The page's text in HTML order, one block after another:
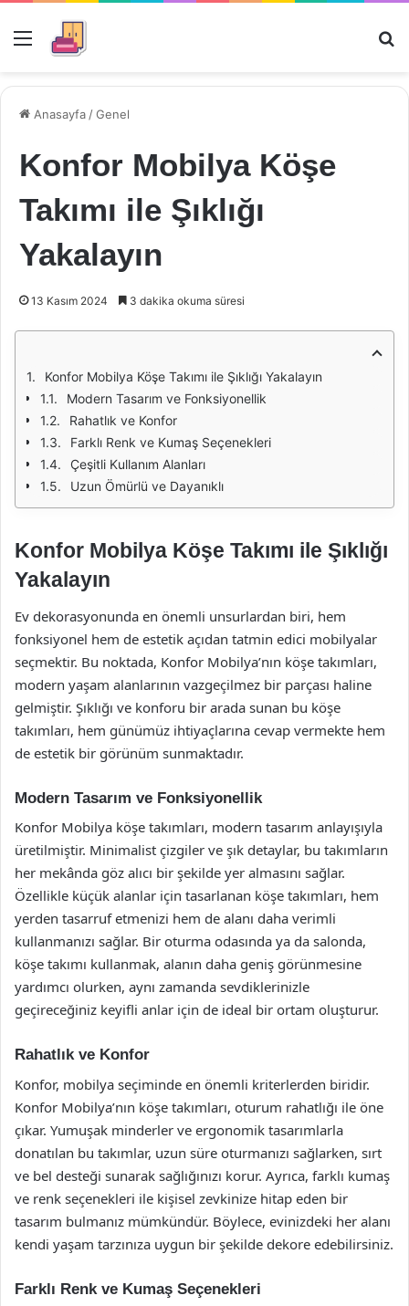
Menü
Anasayfa /Genel
Konfor Mobilya Köşe
Takımı ile Şıklığı
Yakalayın
13 Kasım 2024 3 dakika okuma süresi
Konfor Mobilya Köşe Takımı ile Şıklığı Yakalayın
Modern Tasarım ve Fonksiyonellik
Rahatlık ve Konfor
Farklı Renk ve Kumaş Seçenekleri
Çeşitli Kullanım Alanları
Uzun Ömürlü ve Dayanıklı
Konfor Mobilya Köşe Takımı ile Şıklığı
Yakalayın
Ev dekorasyonunda en önemli unsurlardan biri, hem
fonksiyonel hem de estetik açıdan tatmin edici mobilyalar
seçmektir. Bu noktada, Konfor Mobilya’nın köşe takımları,
modern yaşam alanlarının vazgeçilmez bir parçası haline
gelmiştir. Şıklığı ve konforu bir arada sunan bu köşe
takımları, hem günümüz ihtiyaçlarına cevap vermekte hem
de estetik bir görünüm sunmaktadır.
Modern Tasarım ve Fonksiyonellik
Konfor Mobilya köşe takımları, modern tasarım anlayışıyla
üretilmiştir. Minimalist çizgiler ve şık detaylar, bu takımların
her mekânda göz alıcı bir şekilde yer almasını sağlar.
Özellikle küçük alanlar için tasarlanan köşe takımları, hem
yerden tasarruf etmenizi hem de alanı daha verimli
kullanmanızı sağlar. Bir oturma odasında ya da salonda,
köşe takımı kullanmak, alanın daha geniş görünmesine
yardımcı olurken, aynı zamanda sevdiklerinizle
geçireceğiniz keyifli anlar için de ideal bir ortam oluşturur.
Rahatlık ve Konfor
Konfor, mobilya seçiminde en önemli kriterlerden biridir.
Konfor Mobilya’nın köşe takımları, oturum rahatlığı ile öne
çıkar. Yumuşak minderler ve ergonomik tasarımlarla
donatılan bu takımlar, uzun süre oturmanızı sağlarken, sırt
ve bel desteği sunarak sağlığınızı korur. Ayrıca, farklı kumaş
ve renk seçenekleri ile kişisel zevkinize hitap eden bir
tasarım bulmanız mümkündür. Böylece, evinizdeki her alanı
kendi yaşam tarzınıza uygun bir şekilde dekore edebilirsiniz.
Farklı Renk ve Kumaş Seçenekleri